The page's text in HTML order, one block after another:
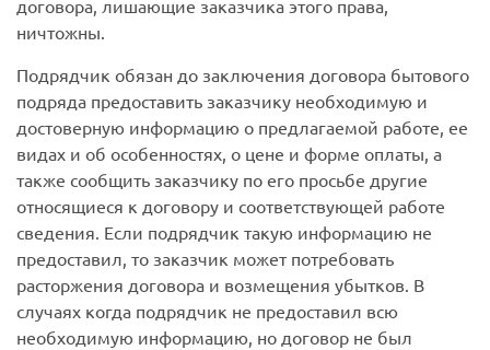
договора, лишающие заказчика этого права,
ничтожны.
Подрядчик обязан до заключения договора бытового
подряда предоставить заказчику необходимую и
достоверную информацию о предлагаемой работе, ее
видах и об особенностях, о цене и форме оплаты, а
также сообщить заказчику по его просьбе другие
относящиеся к договору и соответствующей работе
сведения. Если подрядчик такую информацию не
предоставил, то заказчик может потребовать
расторжения договора и возмещения убытков. В
случаях когда подрядчик не предоставил всю
необходимую информацию, но договор не был